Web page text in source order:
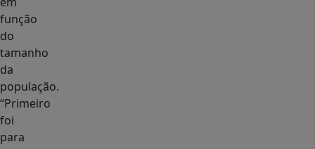
função
do
tamanho
da
população.
“Primeiro
foi
para